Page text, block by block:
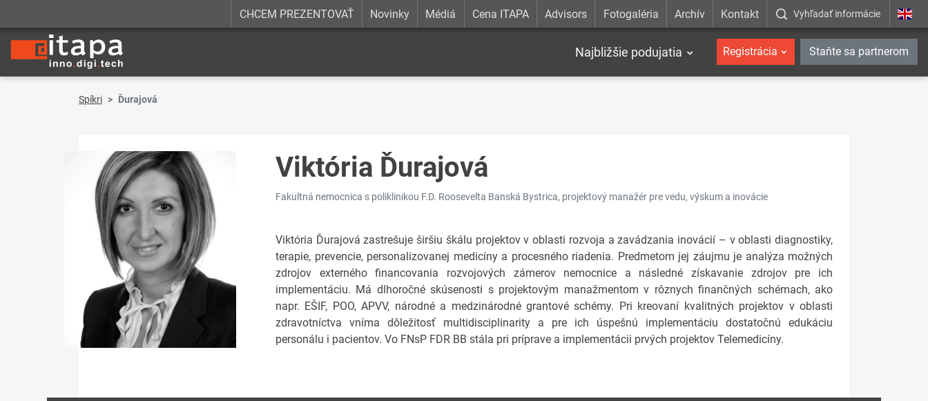
CHCEM PREZENTOVAŤ Novinky Médiá Cena ITAPA Advisors Fotogaléria Archív Kontakt Vyhľadať informácie
Najbližšie podujatia Registrácia Staňte sa partnerom
Spíkri Ďurajová
Viktória Ďurajová
Fakultná nemocnica s poliklinikou F.D. Roosevelta Banská Bystrica, projektový manažér pre vedu, výskum a inovácie
Viktória Ďurajová zastrešuje širšiu škálu projektov v oblasti rozvoja a zavádzania inovácií – v oblasti diagnostiky,
terapie, prevencie, personalizovanej medicíny a procesného riadenia. Predmetom jej záujmu je analýza možných
zdrojov externého financovania rozvojových zámerov nemocnice a následné získavanie zdrojov pre ich
implementáciu. Má dlhoročné skúsenosti s projektovým manažmentom v rôznych finančných schémach, ako
napr. EŠIF, POO, APVV, národné a medzinárodné grantové schémy. Pri kreovaní kvalitných projektov v oblasti
zdravotníctva vníma dôležitosť multidisciplinarity a pre ich úspešnú implementáciu dostatočnú edukáciu
personálu i pacientov. Vo FNsP FDR BB stála pri príprave a implementácii prvých projektov Telemedicíny.